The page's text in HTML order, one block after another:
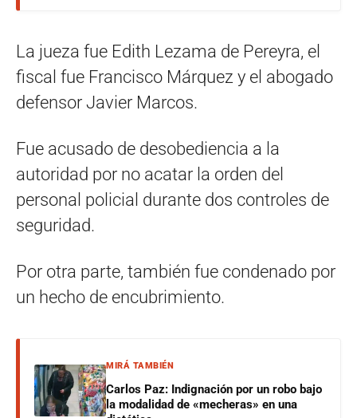
La jueza fue Edith Lezama de Pereyra, el
fiscal fue Francisco Márquez y el abogado
defensor Javier Marcos.
Fue acusado de desobediencia a la
autoridad por no acatar la orden del
personal policial durante dos controles de
seguridad.
Por otra parte, también fue condenado por
un hecho de encubrimiento.
MIRÁ TAMBIÉN
Carlos Paz: Indignación por un robo bajo
la modalidad de «mecheras» en una